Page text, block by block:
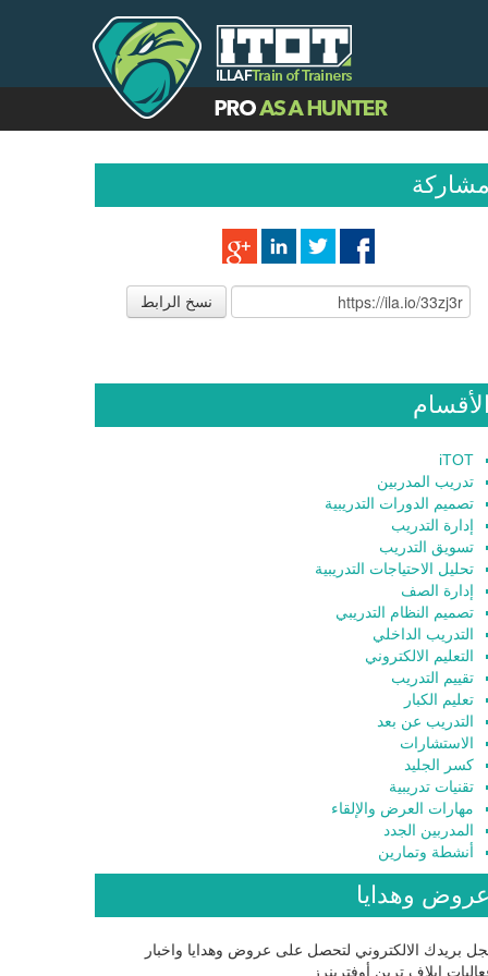
مشاركة
نسخ الرابط
الأقسام
iTOT
تدريب المدربين
تصميم الدورات التدريبية
إدارة التدريب
تسويق التدريب
تحليل الاحتياجات التدريبية
إدارة الصف
تصميم النظام التدريبي
التدريب الداخلي
التعليم الالكتروني
تقييم التدريب
تعليم الكبار
التدريب عن بعد
الاستشارات
كسر الجليد
تقنيات تدريبية
مهارات العرض والإلقاء
المدربين الجدد
أنشطة وتمارين
عروض وهدايا
بريدك الالكتروني لتحصل على عروض وهدايا واخبار
إيلاف ترين أوفترينرز